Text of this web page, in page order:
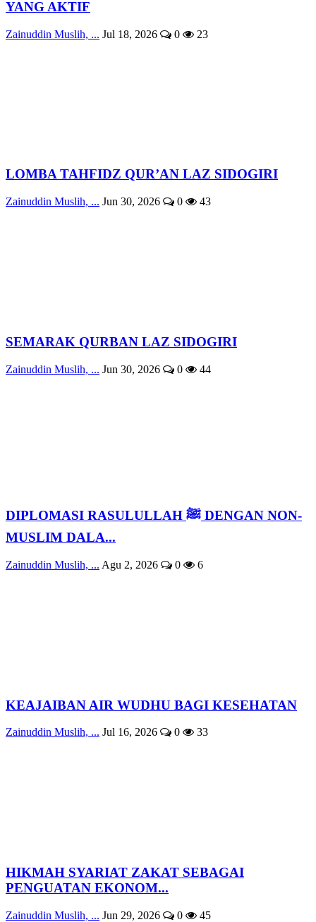
YANG AKTIF
Zainuddin Muslih, ... Jul 18, 2026 0 23
LOMBA TAHFIDZ QUR’AN LAZ SIDOGIRI
Zainuddin Muslih, ... Jun 30, 2026 0 43
SEMARAK QURBAN LAZ SIDOGIRI
Zainuddin Muslih, ... Jun 30, 2026 0 44
DIPLOMASI RASULULLAH ﷺ DENGAN NON-
MUSLIM DALA...
Zainuddin Muslih, ... Agu 2, 2026 0 6
KEAJAIBAN AIR WUDHU BAGI KESEHATAN
Zainuddin Muslih, ... Jul 16, 2026 0 33
HIKMAH SYARIAT ZAKAT SEBAGAI
PENGUATAN EKONOM...
Zainuddin Muslih, ... Jun 29, 2026 0 45